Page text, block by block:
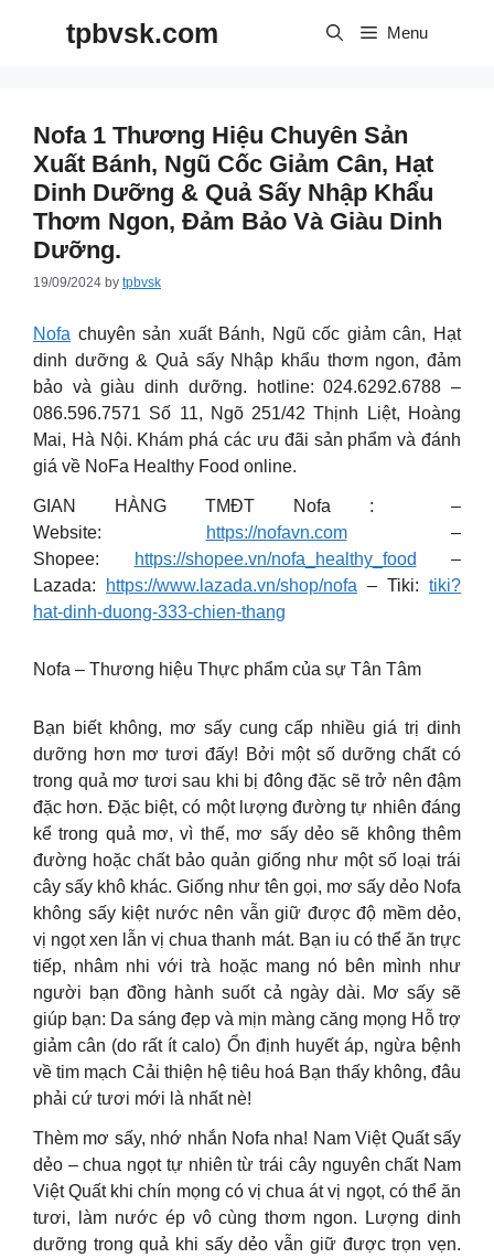
tpbvsk.com Menu
Nofa 1 Thương Hiệu Chuyên Sản
Xuất Bánh, Ngũ Cốc Giảm Cân, Hạt
Dinh Dưỡng & Quả Sấy Nhập Khẩu
Thơm Ngon, Đảm Bảo Và Giàu Dinh
Dưỡng.
19/09/2024 by tpbvsk
Nofa chuyên sản xuất Bánh, Ngũ cốc giảm cân, Hạt
dinh dưỡng & Quả sấy Nhập khẩu thơm ngon, đảm
bảo và giàu dinh dưỡng. hotline: 024.6292.6788 –
086.596.7571 Số 11, Ngõ 251/42 Thịnh Liệt, Hoàng
Mai, Hà Nội. Khám phá các ưu đãi sản phẩm và đánh
giá về NoFa Healthy Food online.
GIAN HÀNG TMĐT Nofa : –
Website:
https://nofavn.com–
Shopee:
https://shopee.vn/nofa_healthy_food –
Lazada:
https://www.lazada.vn/shop/nofa – Tiki: tiki?
hat-dinh-duong-333-chien-thang
Nofa – Thương hiệu Thực phẩm của sự Tân Tâm
Bạn biết không, mơ sấy cung cấp nhiều giá trị dinh
dưỡng hơn mơ tươi đấy! Bởi một số dưỡng chất có
trong quả mơ tươi sau khi bị đông đặc sẽ trở nên đậm
đặc hơn. Đặc biệt, có một lượng đường tự nhiên đáng
kể trong quả mơ, vì thế, mơ sấy dẻo sẽ không thêm
đường hoặc chất bảo quản giống như một số loại trái
cây sấy khô khác. Giống như tên gọi, mơ sấy dẻo Nofa
không sấy kiệt nước nên vẫn giữ được độ mềm dẻo,
vị ngọt xen lẫn vị chua thanh mát. Bạn iu có thể ăn trực
tiếp, nhâm nhi với trà hoặc mang nó bên mình như
người bạn đồng hành suốt cả ngày dài. Mơ sấy sẽ
giúp bạn: Da sáng đẹp và mịn màng căng mọng Hỗ trợ
giảm cân (do rất ít calo) Ổn định huyết áp, ngừa bệnh
về tim mạch Cải thiện hệ tiêu hoá Bạn thấy không, đâu
phải cứ tươi mới là nhất nè!
Thèm mơ sấy, nhớ nhắn Nofa nha! Nam Việt Quất sấy
dẻo – chua ngọt tự nhiên từ trái cây nguyên chất Nam
Việt Quất khi chín mọng có vị chua át vị ngọt, có thể ăn
tươi, làm nước ép vô cùng thơm ngon. Lượng dinh
dưỡng trong quả khi sấy dẻo vẫn giữ được trọn vẹn.